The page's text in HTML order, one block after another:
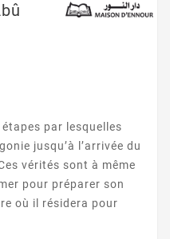
par lesquelles
jusqu’à l’arrivée du
vérités sont à même
pour préparer son
où il résidera pour